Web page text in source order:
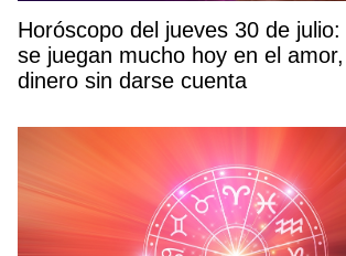
Horóscopo del jueves 30 de
se juegan mucho hoy en el
dinero sin darse cuenta